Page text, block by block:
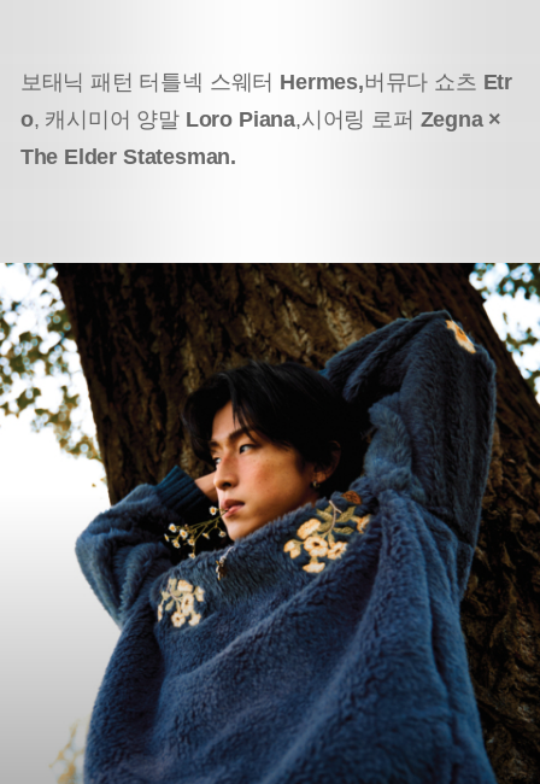
보태닉 패턴 터틀넥 스웨터 Hermes,버뮤다 쇼츠 Etr
o, 캐시미어 양말 Loro Piana,시어링 로퍼 Zegna ×
The Elder Statesman.